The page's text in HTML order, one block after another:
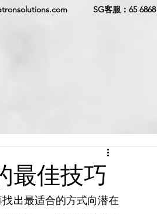
SG客服： 65
最佳技巧
出最适合的方式向潜在